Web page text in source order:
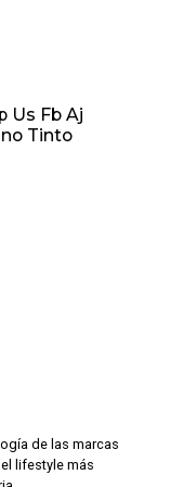
Us Fb Aj
Tinto
de las marcas
lifestyle más